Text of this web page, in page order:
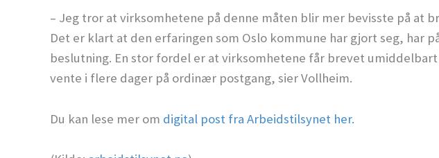
– Jeg tror at virksomhetene på denne måten blir mer bevisste på at
Det er klart at den erfaringen som Oslo kommune har gjort seg, har
beslutning. En stor fordel er at virksomhetene får brevet
vente i flere dager på ordinær postgang, sier Vollheim.
Du kan lese mer om digital post fra Arbeidstilsynet her.